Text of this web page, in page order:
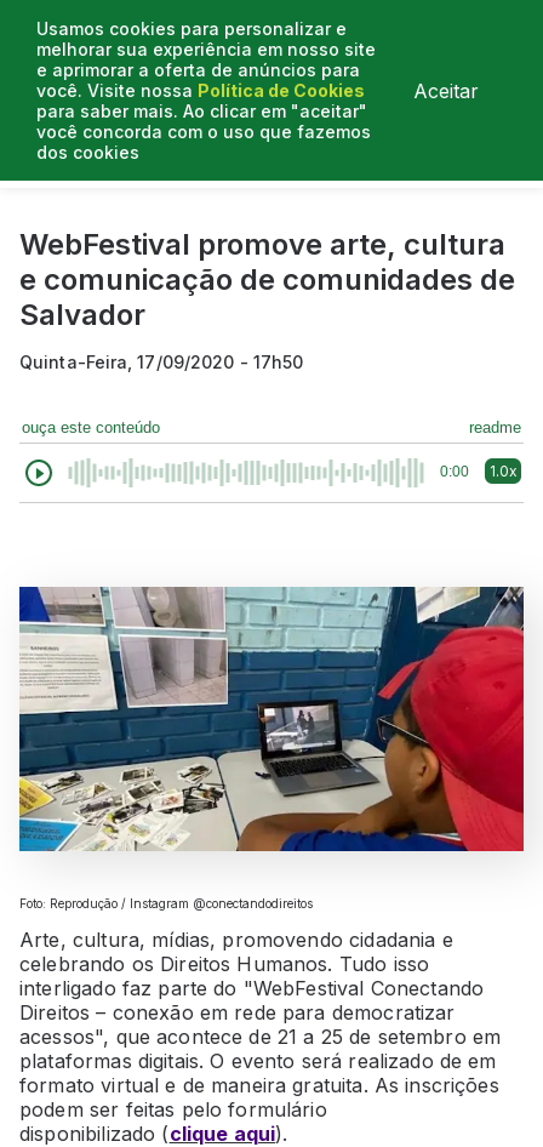
Usamos cookies para personalizar e
melhorar sua experiência em nosso site
e aprimorar a oferta de anúncios para
você. Visite nossa Política de Cookies
para saber mais. Ao clicar em "aceitar"
você concorda com o uso que fazemos
dos cookies
Aceitar
Curtas do Poder
WebFestival promove arte, cultura
e comunicação de comunidades de
Salvador
Quinta-Feira, 17/09/2020 - 17h50
ouça este conteúdo readme
0:00 1.0x
Foto: Reprodução / Instagram @conectandodireitos
Arte, cultura, mídias, promovendo cidadania e
celebrando os Direitos Humanos. Tudo isso
interligado faz parte do "WebFestival Conectando
Direitos – conexão em rede para democratizar
acessos", que acontece de 21 a 25 de setembro em
plataformas digitais. O evento será realizado de em
formato virtual e de maneira gratuita. As inscrições
podem ser feitas pelo formulário
disponibilizado (clique aqui).